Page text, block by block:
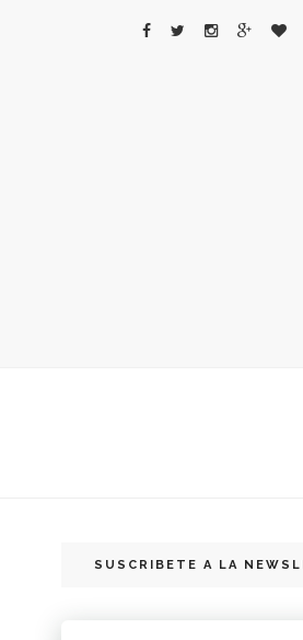
SUSCRIBETE A LA